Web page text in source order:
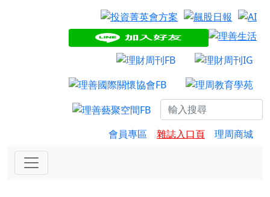
會員專區 雜誌入口頁 理周商城